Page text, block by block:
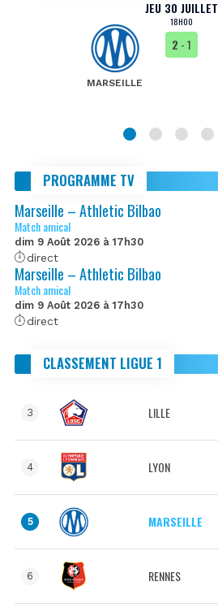
JEU 30 JUILLET
18H00
MARSEILLE
2 - 1
PROGRAMME TV
Marseille – Athletic Bilbao
Match amical
dim 9 Août 2026 à 17h30
direct
Marseille – Athletic Bilbao
Match amical
dim 9 Août 2026 à 17h30
direct
CLASSEMENT LIGUE 1
3 LILLE
4 LYON
5 MARSEILLE
6 RENNES